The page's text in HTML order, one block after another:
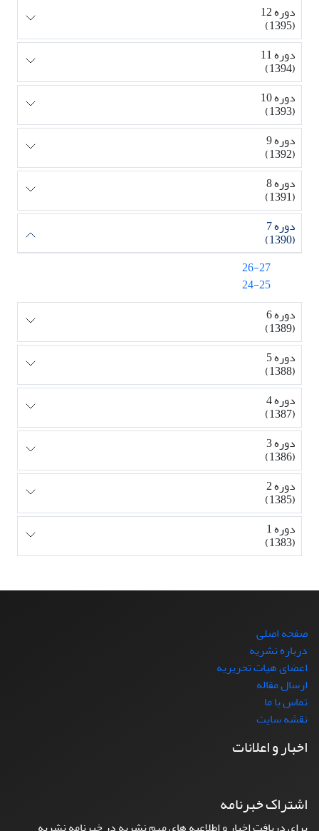
دوره 12
(1395)
دوره 11
(1394)
دوره 10
(1393)
دوره 9
(1392)
دوره 8
(1391)
دوره 7
(1390)
26-27
24-25
دوره 6
(1389)
دوره 5
(1388)
دوره 4
(1387)
دوره 3
(1386)
دوره 2
(1385)
دوره 1
(1383)
صفحه اصلی
درباره نشریه
اعضای هیات تحریریه
ارسال مقاله
تماس با ما
نقشه سایت
اخبار و اعلانات
اشتراک خبرنامه